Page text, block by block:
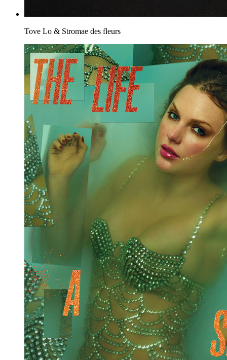
Tove Lo & Stromae des fleurs